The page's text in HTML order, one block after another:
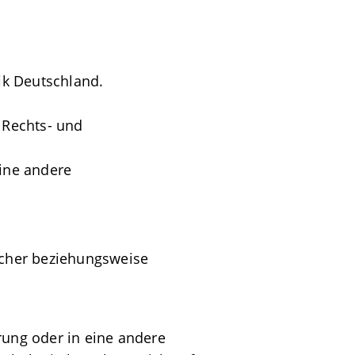
Deutschland.
und
andere
beziehungsweise
oder in eine andere